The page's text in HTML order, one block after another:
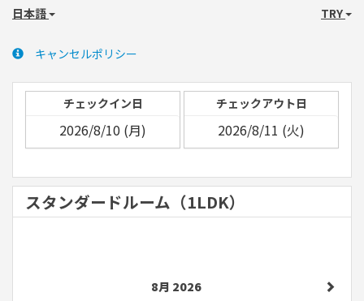
日本語 TRY
キャンセルポリシー
チェックイン日 チェックアウト日
スタンダードルーム（1LDK）
8月 2026